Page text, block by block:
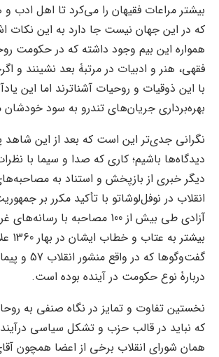
بیشتر مراعات فقیهان را می‌کرد تا اهل ادب و
که در این جهان نیست جا دارد به این نکات
همواره این بیم وجود داشته که در حکومت
فقهی، هنر و ادبیات در مرتبۀ بعد نشینند و
با این ذوقیات و روحیات آشناترند اما این
بهره‌برداری جریان‌های تندرو به سود
نگرانی جدی‌تر این است که بعد از این
دیدگاه‌ها باشیم؛ کاری که صدا و سیما با
دیگر خبری از بازپخش و استناد به
انقلاب در نوفل‌لوشاتو با تأکید مکرر بر
آزادی طی بیش از 100 مصاحبه با
گفت‌و‌گوها که
دربارۀ نوع حکومت در آینده بوده است.
نخستین تفاوت و تمایز در نگاه صنفی به
که نباید در قالب حزب و تشکل سیاسی
همان شورای انقلاب برخی از اعضا همچون